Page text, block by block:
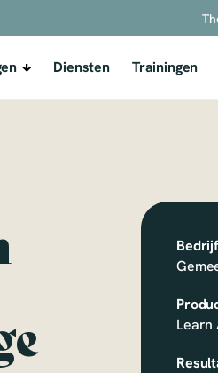
Diensten Trainingen
Bedrijf
Learn